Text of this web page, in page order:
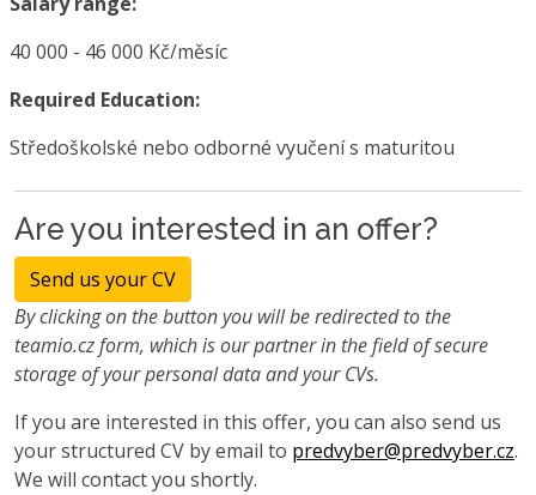
40 000 - 46 000 Kč/měsíc
Required Education:
Středoškolské nebo odborné vyučení s maturitou
Are you interested in an offer?
Send us your CV
By clicking on the button you will be redirected to the
teamio.cz form, which is our partner in the field of secure
storage of your personal data and your CVs.
If you are interested in this offer, you can also send us
your structured CV by email to predvyber@predvyber.cz.
We will contact you shortly.